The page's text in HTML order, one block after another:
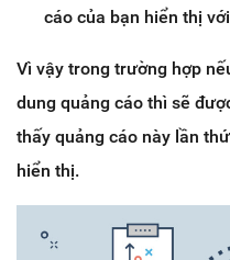
cáo của bạn hiển thị
Vì vậy trong trường hợp
dung quảng cáo thì sẽ
thấy quảng cáo này lần
hiển thị.